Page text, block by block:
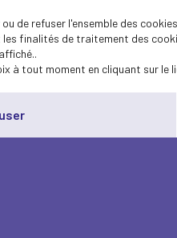
de refuser l'ensemble des
finalités de traitement des
à tout moment en cliquant sur le